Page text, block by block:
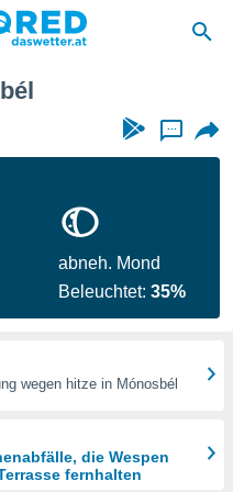
...
abneh. Mond
Beleuchtet:35%
wegen hitze in Mónosbél
die Wespen
fernhalten